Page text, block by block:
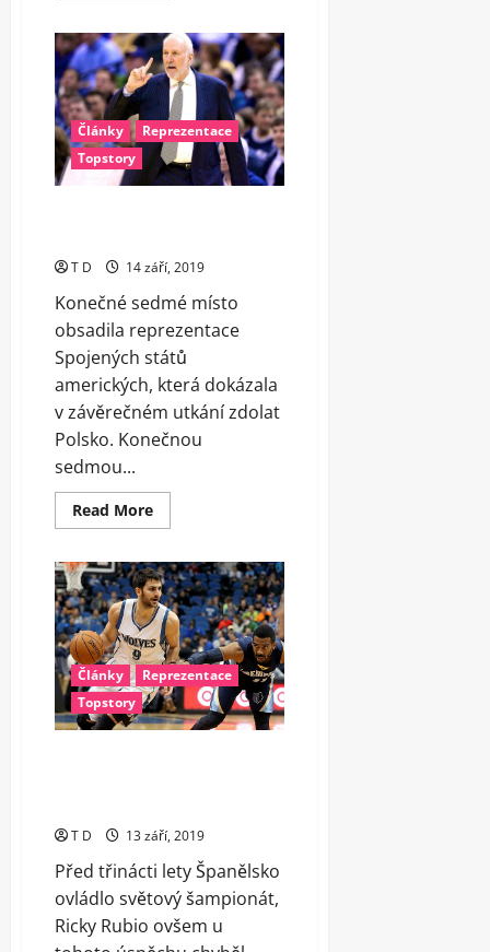
došly
síly,
se
Srbskem
tak
naše
reprezentace
hrála
velmi
Články
Reprezentace
Topstory
T D 14 září, 2019
Konečné sedmé místo
obsadila reprezentace
Spojených států
amerických, která dokázala
v závěrečném utkání zdolat
Polsko. Konečnou
sedmou...
Read MoreRead
more
místo
pro
USA,
Poláci
nicméně
drželi
krok
Články
Reprezentace
Topstory
T D 13 září, 2019
Před třinácti lety Španělsko
ovládlo světový šampionát,
Ricky Rubio ovšem u